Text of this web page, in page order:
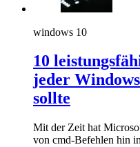
windows 10
10
jeder
sollte
Mit der Zeit hat
von cmd-Befehlen hin